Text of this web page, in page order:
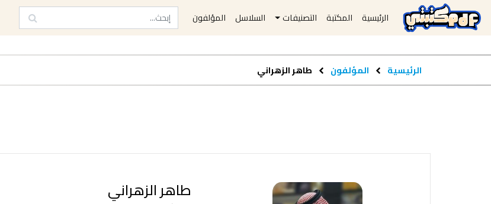
الرئيسية المكتبة التصنيفات السلاسل المؤلفون
الرئيسية المؤلفون طاهر الزهراني
طاهر الزهراني